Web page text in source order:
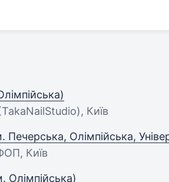
Київ
Олімпійська,
Київ
Олімпійська)